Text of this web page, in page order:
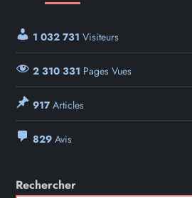
1 032 731 Visiteurs
2 310 331 Pages Vues
917Articles
829 Avis
Rechercher